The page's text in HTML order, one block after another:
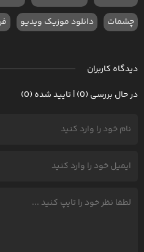
چشمات
دانلود موزیک ویدیو
دیدگاه کاربران
در حال بررسی (0) | تایید شده (0)